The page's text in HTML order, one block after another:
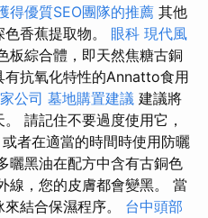
得優質SEO團隊的推薦 其他
香蕉提取物。 眼科 現代風
板綜合體，即天然焦糖古銅
抗氧化特性的Annatto食用
公司 墓地購置建議 建議將
請記住不要過度使用它，
者在適當的時間時使用防曬
曬黑油在配方中含有古銅色
線，您的皮膚都會變黑。 當
結合保濕程序。 台中頭部